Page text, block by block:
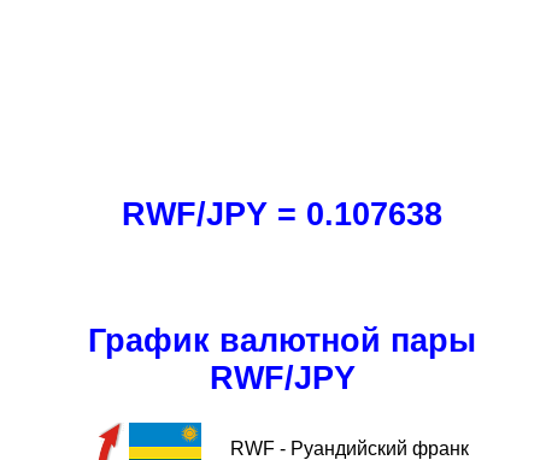
RWF/JPY = 0.107638
График валютной пары
RWF/JPY
RWF - Руандийский франк